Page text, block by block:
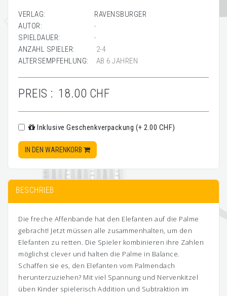
VERLAG:
RAVENSBURGER
AUTOR:
-
SPIELDAUER:
-
ANZAHL SPIELER:
2-4
ALTERSEMPFEHLUNG:
AB 6 JAHREN
PREIS : 18.00 CHF
Inklusive Geschenkverpackung (+ 2.00 CHF)
IN DEN WARENKORB
BESCHRIEB
Die freche Affenbande hat den Elefanten auf die Palme
gebracht! Jetzt müssen alle zusammenhalten, um den
Elefanten zu retten. Die Spieler kombinieren ihre Zahlen
möglichst clever und halten die Palme in Balance.
Schaffen sie es, den Elefanten vom Palmendach
herunterzuziehen? Mit viel Spannung und Nervenkitzel
üben Kinder spielerisch Addition und Subtraktion im